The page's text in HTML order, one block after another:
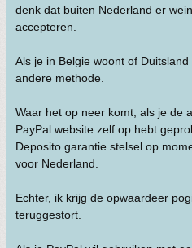
denk dat buiten Nederland er
accepteren.
Als je in Belgie woont of
andere methode.
Waar het op neer komt, als je de
PayPal website zelf op hebt
Deposito garantie stelsel op
voor Nederland.
Echter, ik krijg de opwaardeer
teruggestort.